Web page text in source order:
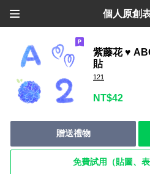
個人原創
紫藤花 ♥
貼
121
NT$42
贈送禮物
免費試用（貼圖、表